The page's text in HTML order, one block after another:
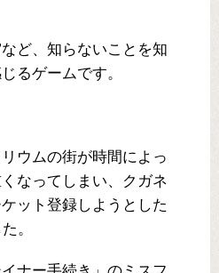
ど、知らないことを知
るゲームです。
ウムの街が時間によっ
なってしまい、クガネ
ット登録しようとした
。